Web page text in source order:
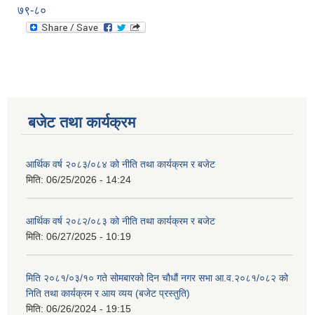
७९-८०
बजेट तथा कार्यक्रम
आर्थिक वर्ष २०८३/०८४ को नीति तथा कार्यक्रम र बजेट
मिति: 06/25/2026 - 14:24
आर्थिक वर्ष २०८२/०८३ को नीति तथा कार्यक्रम र बजेट
मिति: 06/27/2025 - 10:19
मिति २०८१/०३/१० गते सोमबारको दिन चौधौं नगर सभा आ.व.२०८१/०८२ को
निति तथा कार्यक्रम र आय व्यय (बजेट प्रस्तुति)
मिति: 06/26/2024 - 19:15